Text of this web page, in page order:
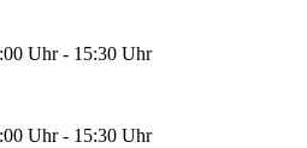
Uhr - 15:30 Uhr
Uhr - 15:30 Uhr